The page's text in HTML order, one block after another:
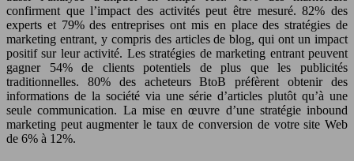
confirment que l’impact des activités peut être mesuré. 82% des
experts et 79% des entreprises ont mis en place des stratégies de
marketing entrant, y compris des articles de blog, qui ont un impact
positif sur leur activité. Les stratégies de marketing entrant peuvent
gagner 54% de clients potentiels de plus que les publicités
traditionnelles. 80% des acheteurs BtoB préfèrent obtenir des
informations de la société via une série d’articles plutôt qu’à une
seule communication. La mise en œuvre d’une stratégie inbound
marketing peut augmenter le taux de conversion de votre site Web
de 6% à 12%.